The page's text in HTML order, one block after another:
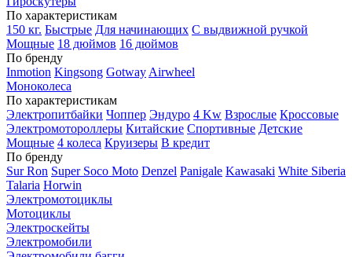
По характеристикам
150 кг. Быстрые Для начинающих С выдвижной ручкой
Мощные 18 дюймов 16 дюймов
По бренду
Inmotion Kingsong Gotway Airwheel
Моноколеса
По характеристикам
Электропитбайки Чоппер Эндуро 4 Kw Взрослые Кроссовые
Электромотороллеры Китайские Спортивные Детские
Мощные 4 колеса Круизеры В кредит
По бренду
Sur Ron Super Soco Moto Denzel Panigale Kawasaki White Siberia
Talaria Horwin
Электромотоциклы
Мотоциклы
Электроскейты
Электромобили